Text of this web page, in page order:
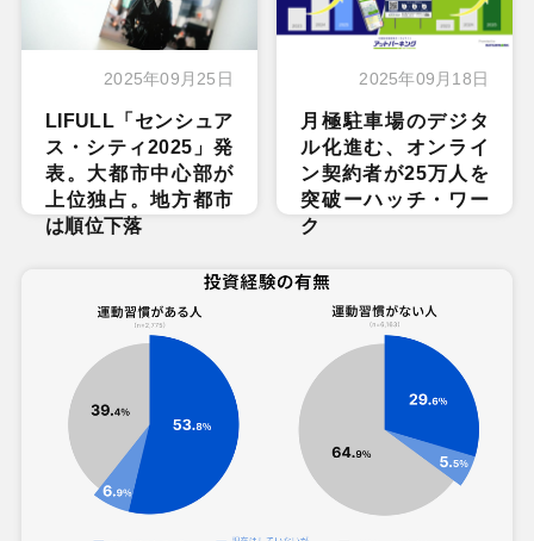
2025年09月25日
LIFULL「センシュア
ス・シティ2025」発
表。大都市中心部が
上位独占。地方都市
は順位下落
2025年09月18日
月極駐車場のデジタ
ル化進む、オンライ
ン契約者が25万人を
突破ーハッチ・ワー
ク